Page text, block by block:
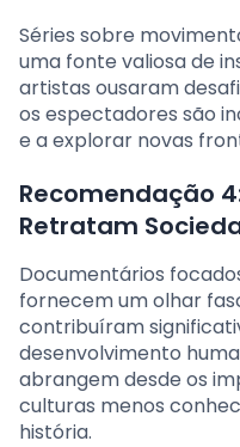
Séries sobre
uma fonte valiosa de
artistas ousaram
os espectadores são
e a explorar novas
Recomendação
Retratam
Documentários
fornecem um olhar
contribuíram
desenvolvimento
abrangem desde os
culturas menos
história.